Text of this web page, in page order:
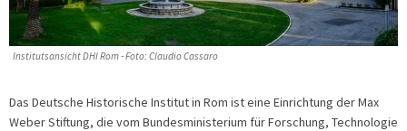
Institutsansicht DHI Rom - Foto: Claudio Cassaro
Das Deutsche Historische Institut in Rom ist eine Einrichtung der Max
Weber Stiftung, die vom Bundesministerium für Forschung, Technologie